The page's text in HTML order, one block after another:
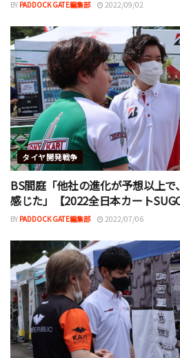
BY PADDOCK GATE編集部 2022/09/02
タイヤ開発戦争
BS間庭「他社の進化が予想以上
感じた」【2022全日本カート
BY PADDOCK GATE編集部 2022/07/06